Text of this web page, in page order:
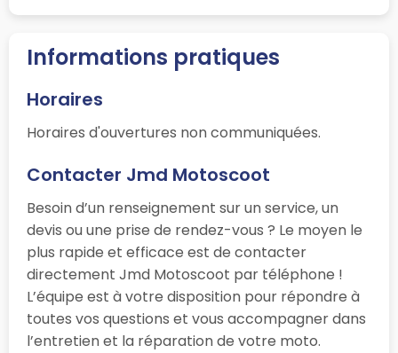
Informations pratiques
Horaires
Horaires d'ouvertures non communiquées.
Contacter Jmd Motoscoot
Besoin d’un renseignement sur un service, un
devis ou une prise de rendez-vous ? Le moyen le
plus rapide et efficace est de contacter
directement Jmd Motoscoot par téléphone !
L’équipe est à votre disposition pour répondre à
toutes vos questions et vous accompagner dans
l’entretien et la réparation de votre moto.